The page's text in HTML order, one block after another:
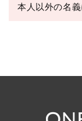
本人以外の名